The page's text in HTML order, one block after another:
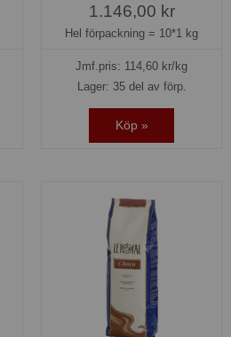
1.146,00 kr
Hel förpackning = 10*1 kg
Jmf.pris: 114,60 kr/kg
Lager: 35 del av förp.
Köp »